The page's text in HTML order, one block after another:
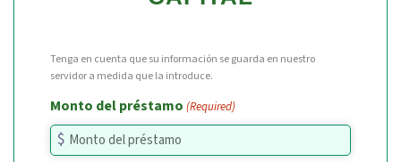
Tenga en cuenta que su información se guarda en nuestro
servidor a medida que la introduce.
Monto del préstamo (Required)